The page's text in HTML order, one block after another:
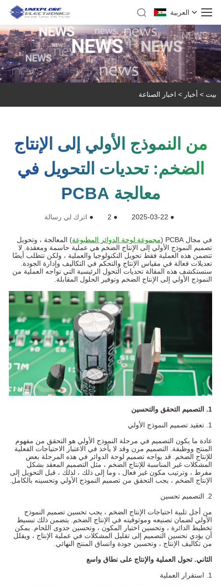
العربية
بيت > أخبار > اخبار الصناعة
من النموذج الأولي إلى الإنتاج
الضخم: تحديات التحويل في
معالجة PCBA
●
2025-03-22
●
2
● اترك لي رسالة
في مجال PCBA ( مجموعة لوحة الدوائر المطبوعة) المعالجة ، وتحويل
تصميم النموذج الأولي إلى الإنتاج الضخم هي عملية حاسمة ومعقدة. لا
تتضمن هذه العملية فقط تحويل التكنولوجيا والعملية ، ولكن تتطلب أيضًا
تعديلات فعالة في مقياس الإنتاج والتحكم في التكاليف وإدارة الجودة.
ستستكشف هذه المقالة تحديات التحول الرئيسية التي تواجه العملية من
النموذج الأولي إلى الإنتاج الضخم وتوفير الحلول المقابلة.
1. التصميم التحقق والتحسين
1. تعقيد تصميم النموذج الأولي
عادة ما يكون التصميم في مرحلة النموذج الأولي هو التحقق من مفهوم
المنتج ووظيفة. التصميم مرن وقد لا يأخذ في الاعتبار الاحتياجات الفعلية
للإنتاج الضخم. قد يواجه تصميم لوحة الدوائر في هذه المرحلة بعض
المشكلات غير المناسبة للإنتاج الضخم ، مثل التصميم المعقد بشكل
مفرط ، وترتيب مكون غير فعال ، وما إلى ذلك ، لذلك ، قبل التحويل إلى
الإنتاج الضخم ، يجب التحقق من تصميم النموذج الأولي وتحسينه بالكامل.
2. التصميم تحسين
من أجل تلبية احتياجات الإنتاج الضخم ، يجب تحسين تصميم النموذج
الأولي لضمان تصنيعه وموثوقيته في الإنتاج الضخم. يتضمن ذلك تبسيط
تخطيط الدائرة ، وتحسين اختيار المكون ، وتحسين جدوى اللحام. يمكن
أن يؤدي تحسين التصميم إلى تقليل المشكلات في عملية الإنتاج ، ويقلل
من تكاليف الإنتاج ، وتحسين جودة واتساق المنتج النهائي.
الثاني. تحول العملية والإنتاج على نطاق واسع
1. استقرار العملية